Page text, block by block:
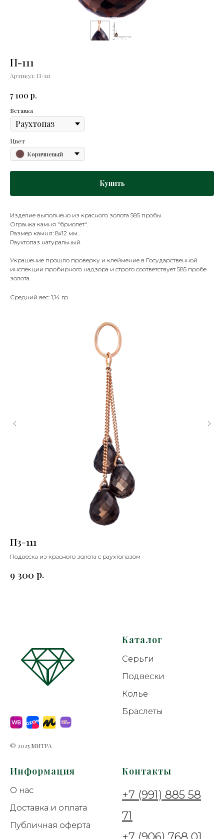
П-111
Артикул: П-111
7 100 р.
Вставка
Цвет
Коричневый
Купить
Изделие выполнено из красного золота 585 пробы.
Огранка камня "бриолет".
Размер камня: 8х12 мм.
Раухтопаз натуральный.
Украшение прошло проверку и клеймение в Государственной
инспекции пробирного надзора и строго соответствует 585 пробе
золота.
Средний вес: 1,14 гр
П3-111
Подвеска из красного золота с раухтопазом
9 300 р.
© 2025 МИТРА
Каталог
Серьги
Подвески
Колье
Браслеты
Информация
О нас
Доставка и оплата
Публичная оферта
Контакты
+7 (991) 885 58
71